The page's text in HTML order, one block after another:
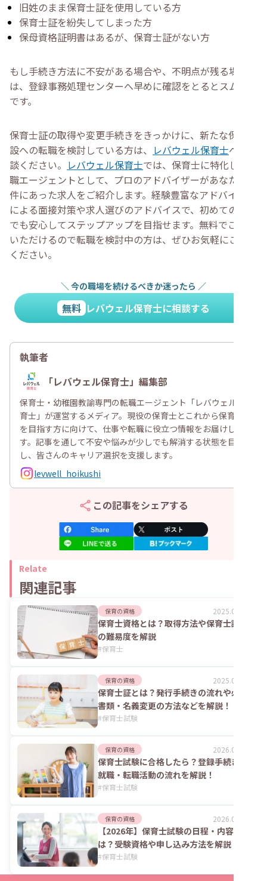
旧姓のまま保育士証を使用している方
保育士証を紛失してしまった方
保母資格証明書はあるが、保育士証がない方
もし手続き方法に不安がある場合や、不明点が残る場合
は、登録事務処理センターへ早めに確認をとるとスムーズ
です。
保育士証の取得や変更手続きをきっかけに、新たな保育施
設への転職を検討している方は、 レバウェル保育士へご相
談ください。 レバウェル保育士では、保育士に特化した転
職エージェントとして、プロのアドバイザーがあなたの条
件にあった求人をご紹介します。経験豊富なアドバイザー
による面接対策や求人選びのアドバイスで、初めての転職
でも安心してステップアップを目指せます。無料でご利用
いただけるので転職を検討中の方は、ぜひお気軽にご利用
ください。
＼ 今の職場を続けるべきか迷ったら ／
無料 レバウェル保育士に相談する
執筆者
「レバウェル保育士」編集部
保育士・幼稚園教諭専門の転職エージェント「レバウェル保
育士」が運営するメディア。現役の保育士とこれから保育士
を目指す方に向けて、仕事や転職に役立つ情報をお届けしま
す。記事を通して不安や悩みが少しでも解消する状態を目指
し、皆さんのキャリア選択を支援します。
levwell_hoikushi
この記事をシェアする
Relate
関連記事
保育の資格 2025.05.12
保育士資格とは？取得方法や保育士試験
の難易度を解説
#保育士
保育の資格 2025.06.02
保育士証とは？発行手続きの流れや必要
書類・名義変更の方法などを解説！
#保育士試験
保育の資格 2026.04.24
保育士試験に合格したら？登録手続きや
就職・転職活動の流れを解説！
#保育士試験
保育の資格 2026.07.06
【2026年】保育士試験の日程・内容
は？受験資格や申し込み方法を解説
#保育士試験